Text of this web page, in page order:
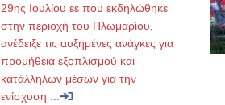
29ης Ιουλίου εε που εκδηλώθηκε
στην περιοχή του Πλωμαρίου,
ανέδειξε τις αυξημένες ανάγκες για
προμήθεια εξοπλισμού και
κατάλληλων μέσων για την
ενίσχυση ...